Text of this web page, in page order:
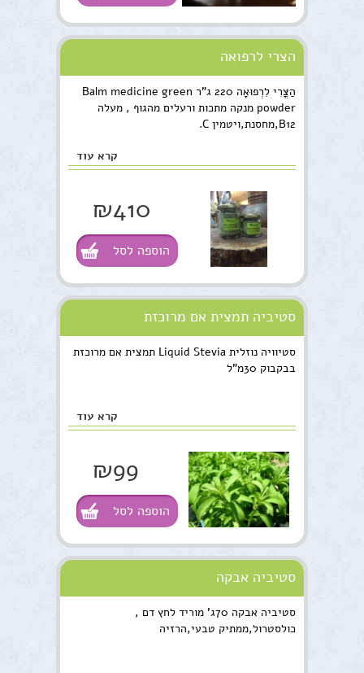
הצרי לרפואה
הַצֳּרִי לִרְפוּאָה 220 ג"ר Balm medicine green
powder מנקה מתכות ורעלים מהגוף , מעלה
B12,מחסנת,ויטמין C.
קרא עוד
₪410
הוספה לסל
סטיביה תמצית אם מרוכזת
סטיוויה נוזלית Liquid Stevia תמצית אם מרוכזת
בבקבוק 30מ"ל
קרא עוד
₪99
הוספה לסל
סטיביה אבקה
סטיביה אבקה 70ג' מוריד לחץ דם ,
כולסטרול,ממתיק טבעי,הרזיה